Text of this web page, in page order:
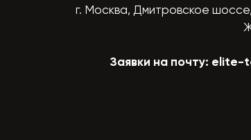
г. Москва, Дмитровское шоссе,
Заявки на почту: elite-